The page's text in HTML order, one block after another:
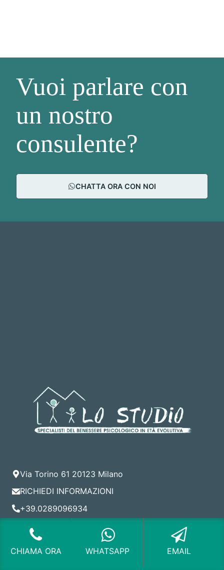
Vuoi parlare con
un nostro
consulente?
CHATTA ORA CON NOI
Via Torino 61 20123 Milano
RICHIEDI INFORMAZIONI
+39.0289096934
Forse Potrebbe Interessarti...
CHIAMA ORA WHATSAPP EMAIL